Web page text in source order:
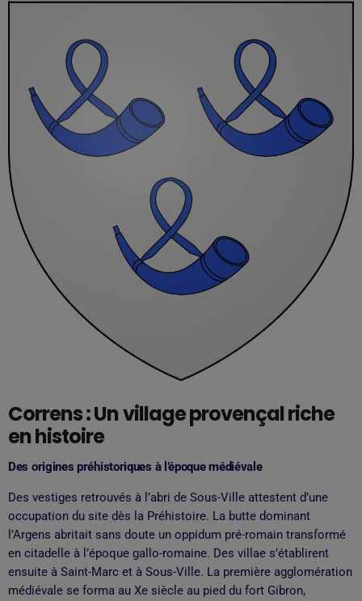
Correns : Un village provençal riche
en histoire
Des origines préhistoriques à l’époque médiévale
Des vestiges retrouvés à l’abri de Sous-Ville attestent d’une
occupation du site dès la Préhistoire. La butte dominant
l’Argens abritait sans doute un oppidum pré-romain transformé
en citadelle à l’époque gallo-romaine. Des villae s’établirent
ensuite à Saint-Marc et à Sous-Ville. La première agglomération
médiévale se forma au Xe siècle au pied du fort Gibron,